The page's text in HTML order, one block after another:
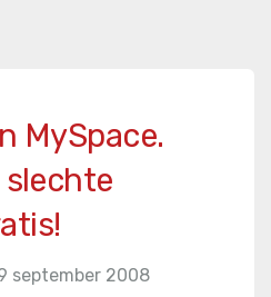
MySpace.
slechte
september 2008